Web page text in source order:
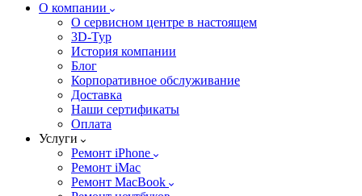
О компании
О сервисном центре в настоящем
3D-Тур
История компании
Блог
Корпоративное обслуживание
Доставка
Наши сертификаты
Оплата
Услуги
Ремонт iPhone
Ремонт iMac
Ремонт MacBook